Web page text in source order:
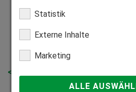
möchten!
<< Zurück zur Übersicht
Statistik
Externe Inhalte
Marketing
ALLE